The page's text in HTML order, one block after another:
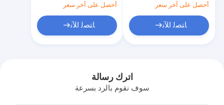
أحصل على آخر سعر
ﺎﺘﺼﻟ ﺍﻶﻧ
أحصل على آخر سعر
ﺎﺘﺼﻟ ﺍﻶﻧ
اترك رسالة
سوف نقوم بالرد بسرعة